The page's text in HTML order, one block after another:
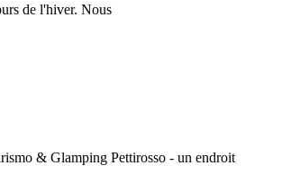
de l'hiver. Nous
& Glamping Pettirosso - un endroit